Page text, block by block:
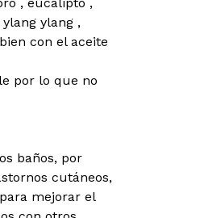
ylang ,
con el aceite
por lo que no
baños, por
cutáneos,
mejorar el